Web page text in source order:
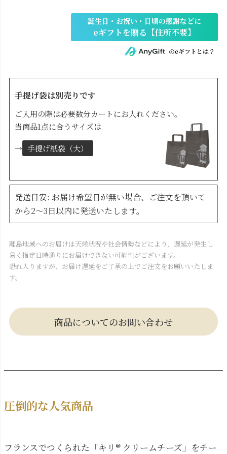
のeギフトとは？
手提げ袋は別売りです
ご入用の際は必要数分カートにお入れください。
当商品1点に合うサイズは
→ 手提げ紙袋（大）
発送目安: お届け希望日が無い場合、ご注文を頂いて
から2～3日以内に発送いたします。
離島地域へのお届けは天候状況や社会情勢などにより、遅延が発生し
易く指定日時通りにお届けできない可能性がございます。
恐れ入りますが、お届け遅延をご了承の上でご注文をお願いいたしま
す。
商品についてのお問い合わせ
圧倒的な人気商品
フランスでつくられた「キリ® クリームチーズ」をチー